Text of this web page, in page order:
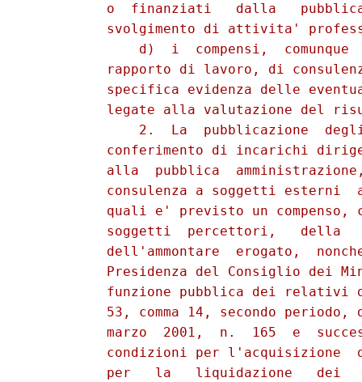
o  finanziati   dalla
svolgimento di attivita'
d)  i  compensi,  comunque
rapporto di lavoro, di
specifica evidenza delle
legate alla valutazione del
2.  La  pubblicazione
conferimento di incarichi
alla  pubblica
consulenza a soggetti esterni
quali e' previsto un compenso,
soggetti  percettori,   della
dell'ammontare  erogato,
Presidenza del Consiglio dei
funzione pubblica dei relativi
53, comma 14, secondo periodo,
marzo  2001,  n.  165  e
condizioni per l'acquisizione
per   la   liquidazione   dei